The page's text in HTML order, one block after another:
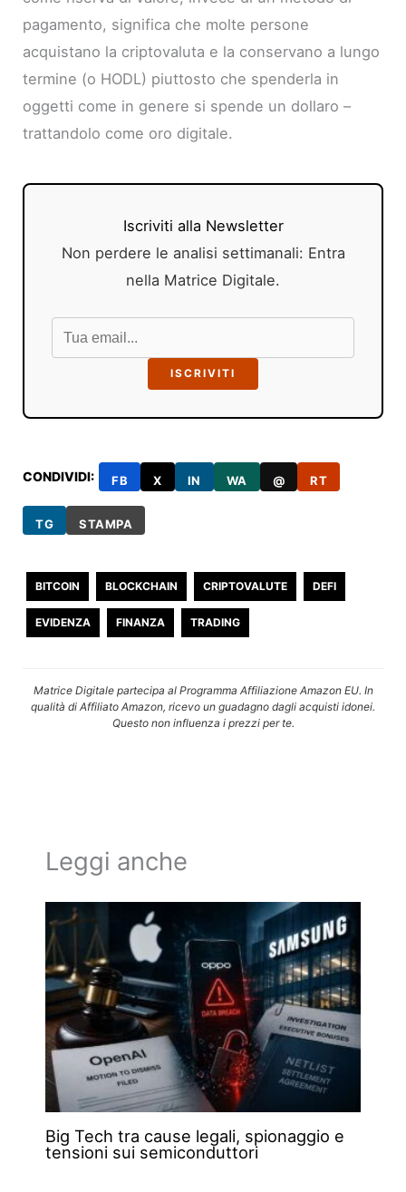
pagamento, significa che molte persone
acquistano la criptovaluta e la conservano a lungo
termine (o HODL) piuttosto che spenderla in
oggetti come in genere si spende un dollaro –
trattandolo come oro digitale.
Iscriviti alla Newsletter
Non perdere le analisi settimanali: Entra
nella Matrice Digitale.
ISCRIVITI
CONDIVIDI: FB X IN WA @ RT
TG STAMPA
BITCOIN BLOCKCHAIN CRIPTOVALUTE DEFI
EVIDENZA FINANZA TRADING
Matrice Digitale partecipa al Programma Affiliazione Amazon EU. In
qualità di Affiliato Amazon, ricevo un guadagno dagli acquisti idonei.
Questo non influenza i prezzi per te.
Leggi anche
Big Tech tra cause legali, spionaggio e
tensioni sui semiconduttori